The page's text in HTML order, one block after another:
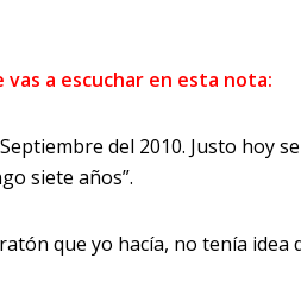
a escuchar en esta nota:
del 2010. Justo hoy
siete años”.
que yo hacía, no tenía idea